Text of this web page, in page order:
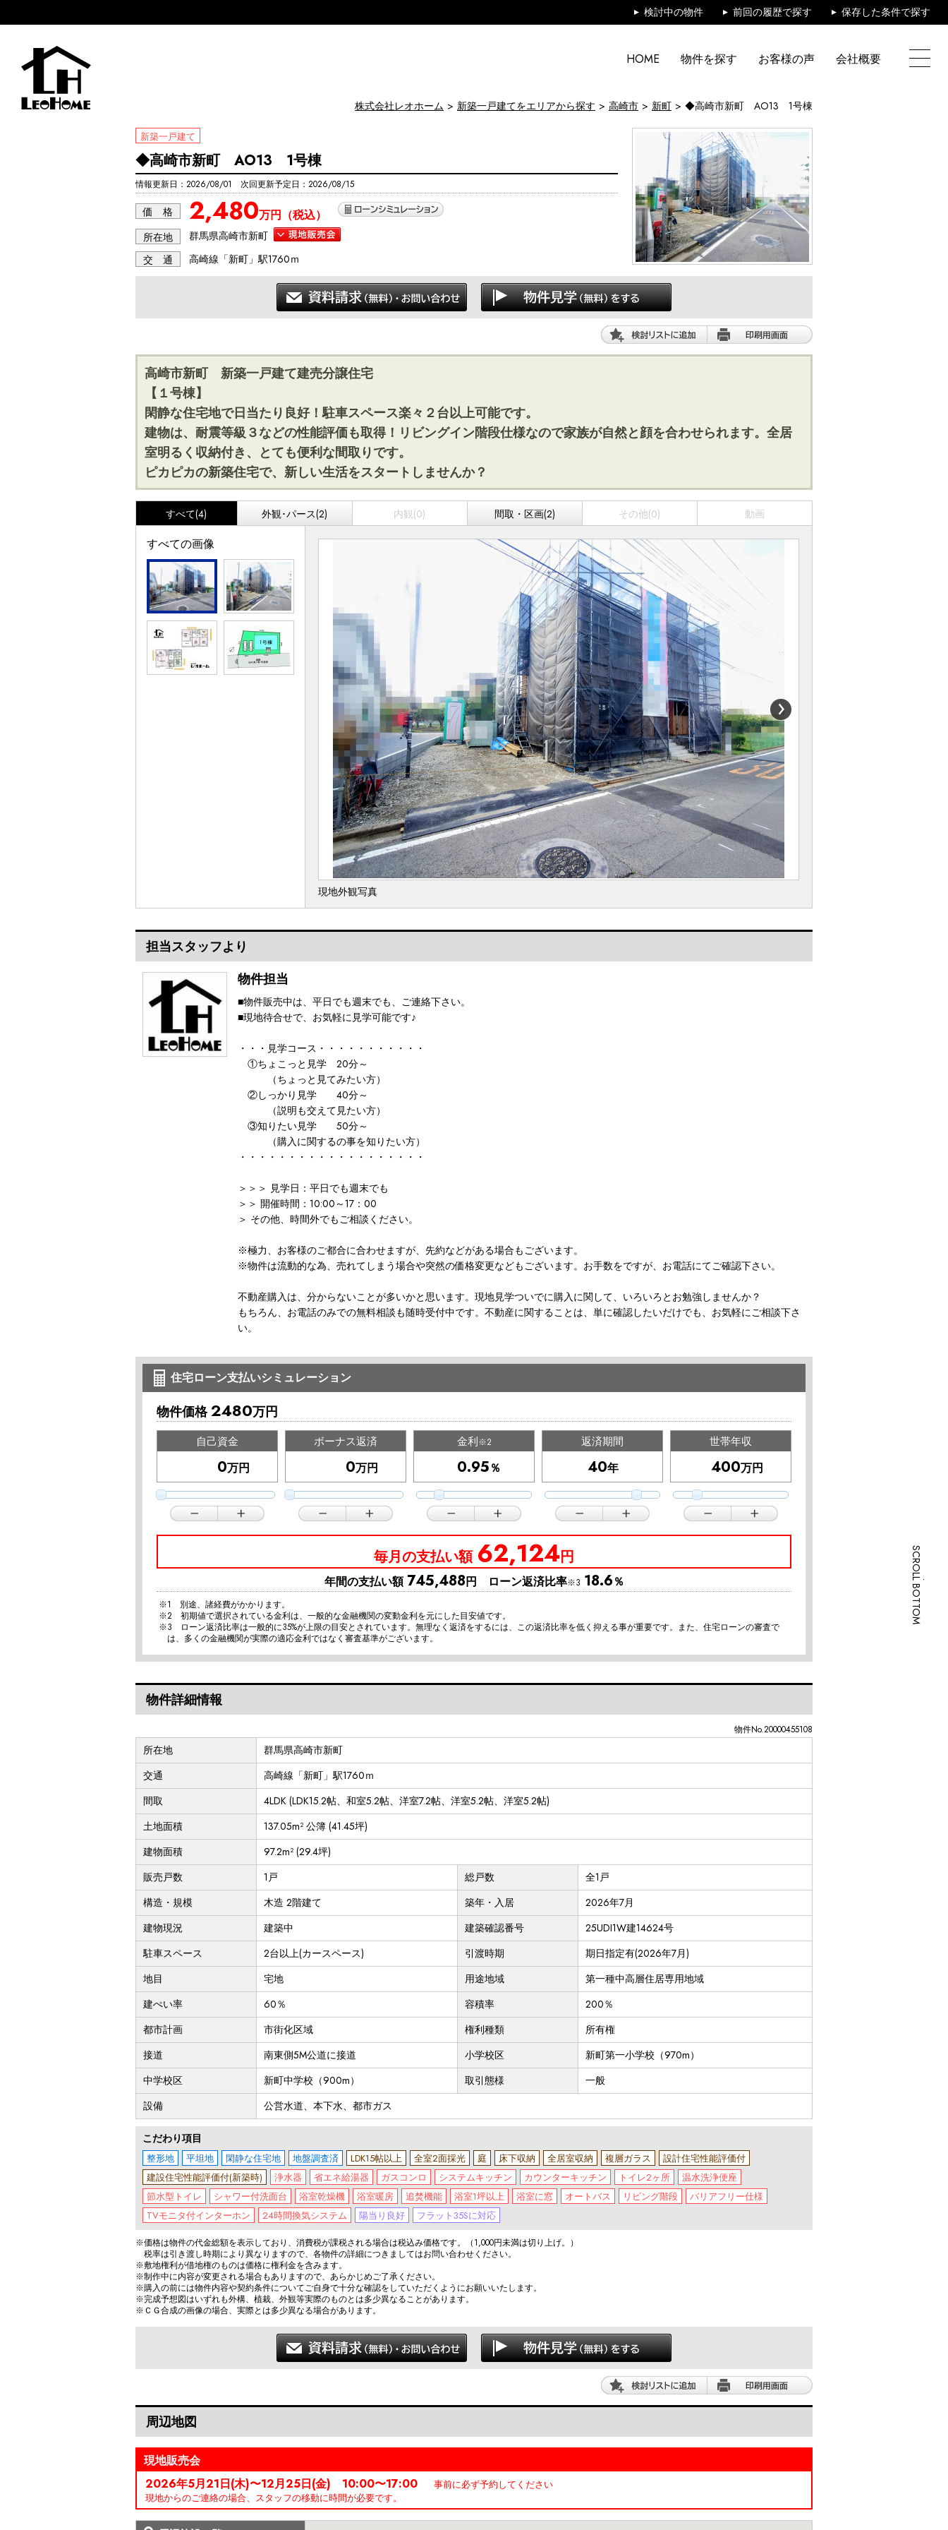
検討中の物件 前回の履歴で探す 保存した条件で探す
HOME 物件を探す お客様の声 会社概要
株式会社レオホーム 新築一戸建てをエリアから探す 高崎市 新町 ◆高崎市新町 AO13 1号棟
新築一戸建て
◆高崎市新町 AO13 1号棟
情報更新日：2026/08/01 次回更新予定日：2026/08/15
価 格 2,480万円（税込）
所在地
群馬県高崎市新町
交 通
高崎線「新町」駅1760ｍ
高崎市新町 新築一戸建て建売分譲住宅
【１号棟】
閑静な住宅地で日当たり良好！駐車スペース楽々２台以上可能です。
建物は、耐震等級３などの性能評価も取得！リビングイン階段仕様なので家族が自然と顔を合わせられます。全居
室明るく収納付き、とても便利な間取りです。
ピカピカの新築住宅で、新しい生活をスタートしませんか？
すべて(4) 外観･パース(2) 内観(0) 間取・区画(2) その他(0) 動画
すべての画像
現地外観写真
担当スタッフより
物件担当
■物件販売中は、平日でも週末でも、ご連絡下さい。
■現地待合せで、お気軽に見学可能です♪
・・・見学コース・・・・・・・・・・・
①ちょこっと見学 20分～
（ちょっと見てみたい方）
②しっかり見学 40分～
（説明も交えて見たい方）
③知りたい見学 50分～
（購入に関するの事を知りたい方）
・・・・・・・・・・・・・・・・・・・
＞＞＞ 見学日：平日でも週末でも
＞＞ 開催時間：10:00～17：00
＞ その他、時間外でもご相談ください。
※極力、お客様のご都合に合わせますが、先約などがある場合もございます。
※物件は流動的な為、売れてしまう場合や突然の価格変更などもございます。お手数をですが、お電話にてご確認下さい。
不動産購入は、分からないことが多いかと思います。現地見学ついでに購入に関して、いろいろとお勉強しませんか？
もちろん、お電話のみでの無料相談も随時受付中です。不動産に関することは、単に確認したいだけでも、お気軽にご相談下さ
い。
住宅ローン支払いシミュレーション
物件価格2480万円
自己資金
万円
ボーナス返済
万円
金利※2
％
返済期間
年
世帯年収
万円
毎月の支払い額 62,124円
年間の支払い額 745,488円 ローン返済比率※3 18.6％
※1 別途、諸経費がかかります。
※2 初期値で選択されている金利は、一般的な金融機関の変動金利を元にした目安値です。
※3 ローン返済比率は一般的に35%が上限の目安とされています。無理なく返済をするには、この返済比率を低く抑える事が重要です。また、住宅ローンの審査で
は、多くの金融機関が実際の適応金利ではなく審査基準がございます。
物件詳細情報
物件No.20000455108
所在地
群馬県高崎市新町
交通
高崎線「新町」駅1760ｍ
間取
4LDK (LDK15.2帖、和室5.2帖、洋室7.2帖、洋室5.2帖、洋室5.2帖)
土地面積
137.05m² 公簿 (41.45坪)
建物面積
97.2m² (29.4坪)
販売戸数
1戸 総戸数
全1戸
構造・規模
木造 2階建て 築年・入居
2026年7月
建物現況
建築中 建築確認番号
25UDI1W建14624号
駐車スペース
2台以上(カースペース) 引渡時期
期日指定有(2026年7月)
地目
宅地 用途地域
第一種中高層住居専用地域
建ぺい率
60％ 容積率
200％
都市計画
市街化区域 権利種類
所有権
接道
南東側5M公道に接道 小学校区
新町第一小学校（970m）
中学校区
新町中学校（900m） 取引態様
一般
設備
公営水道、本下水、都市ガス
こだわり項目
整形地 平坦地 閑静な住宅地 地盤調査済 LDK15帖以上 全室2面採光 庭 床下収納 全居室収納 複層ガラス
設計住宅性能評価付
建設住宅性能評価付(新築時)
浄水器 省エネ給湯器 ガスコンロ システムキッチン カウンターキッチン トイレ2ヶ所
温水洗浄便座
節水型トイレ
シャワー付洗面台 浴室乾燥機 浴室暖房 追焚機能 浴室1坪以上 浴室に窓 オートバス リビング階段
バリアフリー仕様
TVモニタ付インターホン
24時間換気システム 陽当り良好 フラット35Sに対応
※価格は物件の代金総額を表示しており、消費税が課税される場合は税込み価格です。（1,000円未満は切り上げ。）
税率は引き渡し時期により異なりますので、各物件の詳細につきましてはお問い合わせください。
※敷地権利が借地権のものは価格に権利金を含みます。
※制作中に内容が変更される場合もありますので、あらかじめご了承ください。
※購入の前には物件内容や契約条件についてご自身で十分な確認をしていただくようにお願いいたします。
※完成予想図はいずれも外構、植栽、外観等実際のものとは多少異なることがあります。
※ＣＧ合成の画像の場合、実際とは多少異なる場合があります。
周辺地図
現地販売会
2026年5月21日(木)〜12月25日(金) 10:00〜17:00
事前に必ず予約してください
現地からのご連絡の場合、スタッフの移動に時間が必要です。
SCROLL BOTTOM